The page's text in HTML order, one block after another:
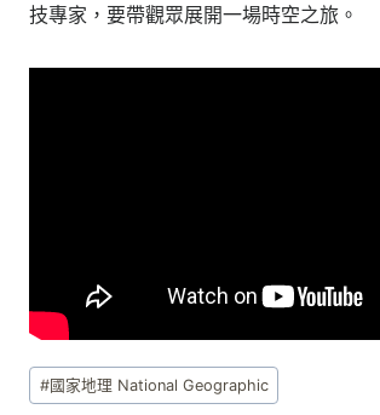
技專家，要帶觀眾展開一場時空之旅。
Post
Tags:
#國家地理 National Geographic